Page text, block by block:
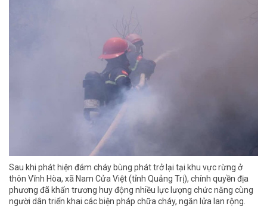
Sau khi phát hiện đám cháy bùng phát trở lại tại khu vực rừng ở
thôn Vĩnh Hòa, xã Nam Cửa Việt (tỉnh Quảng Trị), chính quyền địa
phương đã khẩn trương huy động nhiều lực lượng chức năng cùng
người dân triển khai các biện pháp chữa cháy, ngăn lửa lan rộng.